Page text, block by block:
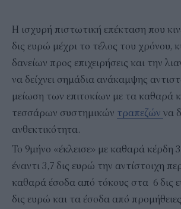
Η ισχυρή πιστωτική επέκταση που
δις ευρώ μέχρι το τέλος του χρόνου,
δανείων προς επιχειρήσεις και την
να δείχνει σημάδια ανάκαμψης
μείωση των επιτοκίων με τα καθαρά
τεσσάρων συστημικών τραπεζών να
ανθεκτικότητα.
Το 9μήνο «έκλεισε» με καθαρά κέρδη
έναντι 3,7 δις ευρώ την αντίστοιχη
καθαρά έσοδα από τόκους στα 6 δις
δις ευρώ και τα έσοδα από